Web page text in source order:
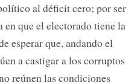
al déficit cero; por ser
que el electorado tiene la
esperar que, andando el
a castigar a los corruptos
reúnen las condiciones